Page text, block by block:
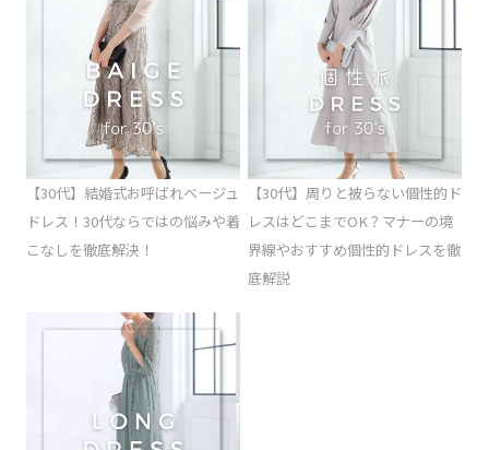
【30代】結婚式お呼ばれベージュ
ドレス！30代ならではの悩みや着
こなしを徹底解決！
【30代】周りと被らない個性的ド
レスはどこまでOK？マナーの境
界線やおすすめ個性的ドレスを徹
底解説